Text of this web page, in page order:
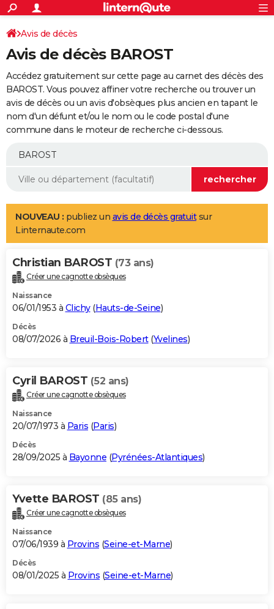
ACTUALITÉS
Politique
Société
Faits Divers
Education
Monde
Villes
+
SPORT
Coupe du monde 2026
Football
Tennis
Cyclisme
Rugby
Forum
Programme TV
TNT
Streaming
Cinéma
Sorties cinéma
Musique
+
FINANCE
Retraite
Epargne
Immobilier
Risques naturels par ville
Banque
Assurance
AUTO
Essais
Réserver un essai
Citadines
Berlines
SUV
Forum auto
+
Mobiles
Meilleur smartphone
Internet
Ordinateurs
Jeux vidéo
Guide high-tech
Aménagement intérieur
LIFESTYLE
Art de vivre
Bien-être
Loisirs
Mode
Modes de vie
Alimentation
Guide de la santé
Maladies
Médicaments
Sommeil
VOYAGE
Destinations
City break
Voyage nature
Voyage de noces
Forum
Climat
+PHOTO
GUIDES D'ACHAT
BONS PLANS
Carte de Noël
Carte Bonne année
Carte Saint-Valentin
Carte Pâques
Carte d'anniversaire
DICTIONNAIRE
Dictionnaire
Biographies
Citations
Expressions
Proverbes
PROGRAMME TV
S'inscrire
Se connecter
Lycées
Collèges
Primaires
Universités
Entreprises
Service militaire
Avis de recherche
AVIS DE DÉCÈS
Bricolage
Lifestyle
Culture
Sport
Auto
Television
Voyage
Cinema
Avis de décès
Avis de décès BAROST
Accédez gratuitement sur cette page au carnet des décès des
BAROST. Vous pouvez affiner votre recherche ou trouver un
avis de décès ou un avis d'obsèques plus ancien en tapant le
nom d'un défunt et/ou le nom ou le code postal d'une
commune dans le moteur de recherche ci-dessous.
NOUVEAU : publiez un avis de décès gratuitsur
Linternaute.com
Christian BAROST (73 ans)
Créer une cagnotte obsèques
Naissance
06/01/1953 à Clichy(Hauts-de-Seine)
Décès
08/07/2026 à Breuil-Bois-Robert(Yvelines)
Cyril BAROST (52 ans)
Créer une cagnotte obsèques
Naissance
20/07/1973 à Paris (Paris)
Décès
28/09/2025 à Bayonne (Pyrénées-Atlantiques)
Yvette BAROST (85 ans)
Créer une cagnotte obsèques
Naissance
07/06/1939 à Provins (Seine-et-Marne)
Décès
08/01/2025 à Provins (Seine-et-Marne)